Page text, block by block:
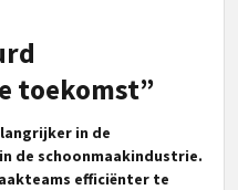
toekomst”
in de
de schoonmaakindustrie.
efficiënter te